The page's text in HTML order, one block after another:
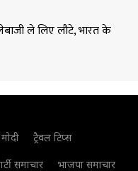
ले लिए लौटे, भारत के
मोदी
ट्रैवल टिप्स
समाचार भाजपा समाचार